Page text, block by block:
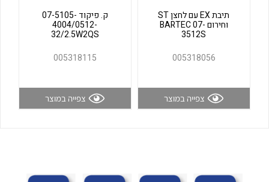
לכל מוצרי היצרן לכל מוצרי היצרן תיבת EX עם לחצן ST
וחירום BARTEC 07-
3512S
005318056
צפייה במוצר
ק. פיקוד 07-5105-
4004/0512-
32/2.5W2QS
005318115
צפייה במוצר